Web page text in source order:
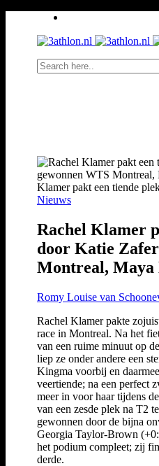
Klamer pakt een tiende
Nieuws
Rachel Klamer
door Katie
Montreal, Maya
Romy Louise van
Rachel Klamer pakte
race in Montreal. Na het
van een ruime minuut op
liep ze onder andere een
Kingma voorbij en
veertiende; na een perfect
meer in voor haar tijdens
van een zesde plek na T2
gewonnen door de bijna
Georgia Taylor-Brown
het podium compleet; zij
derde.